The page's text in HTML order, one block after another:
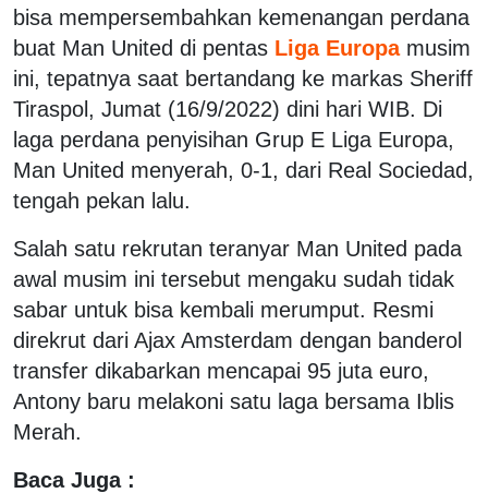
bisa mempersembahkan kemenangan perdana
buat Man United di pentas Liga Europa musim
ini, tepatnya saat bertandang ke markas Sheriff
Tiraspol, Jumat (16/9/2022) dini hari WIB. Di
laga perdana penyisihan Grup E Liga Europa,
Man United menyerah, 0-1, dari Real Sociedad,
tengah pekan lalu.
Salah satu rekrutan teranyar Man United pada
awal musim ini tersebut mengaku sudah tidak
sabar untuk bisa kembali merumput. Resmi
direkrut dari Ajax Amsterdam dengan banderol
transfer dikabarkan mencapai 95 juta euro,
Antony baru melakoni satu laga bersama Iblis
Merah.
Baca Juga :